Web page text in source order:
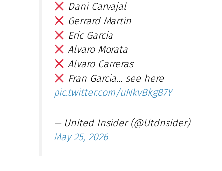
Dani Carvajal
Gerrard Martin
Eric Garcia
Alvaro Morata
Alvaro Carreras
Fran Garcia… see here
pic.twitter.com/uNkvBkg87Y
— United Insider (@Utdnsider)
May 25, 2026